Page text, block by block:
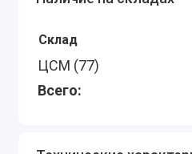
Склад
ЦСМ (77)
Всего: